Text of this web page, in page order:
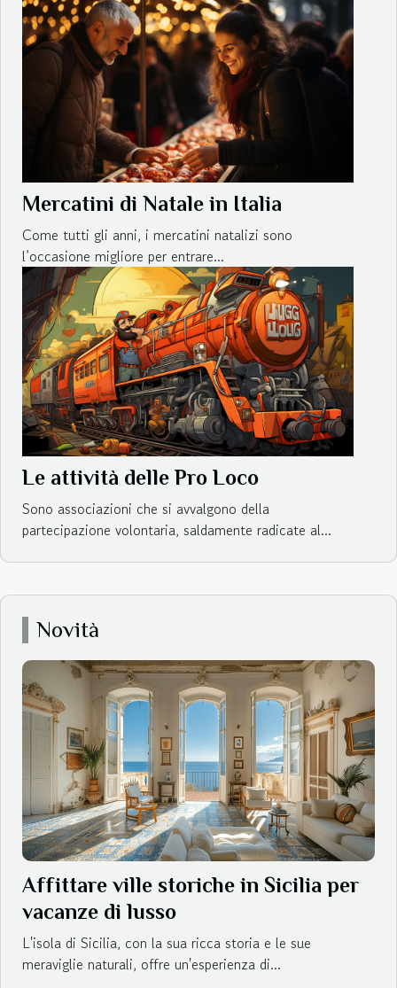
Mercatini di Natale in Italia
Come tutti gli anni, i mercatini natalizi sono
l’occasione migliore per entrare...
Le attività delle Pro Loco
Sono associazioni che si avvalgono della
partecipazione volontaria, saldamente radicate al...
Novità
Affittare ville storiche in Sicilia per
vacanze di lusso
L'isola di Sicilia, con la sua ricca storia e le sue
meraviglie naturali, offre un'esperienza di...